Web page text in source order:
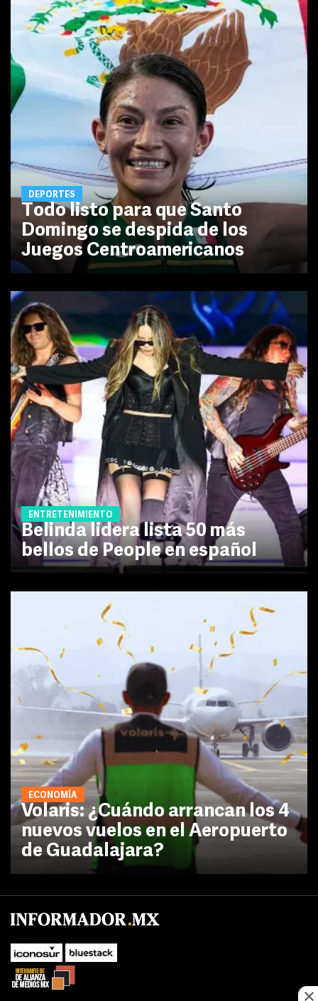
DEPORTES
Todo listo para que Santo
Domingo se despida de los
Juegos Centroamericanos
ENTRETENIMIENTO
Belinda lidera lista 50 más
bellos de People en español
ECONOMÍA
Volaris: ¿Cuándo arrancan los 4
nuevos vuelos en el Aeropuerto
de Guadalajara?